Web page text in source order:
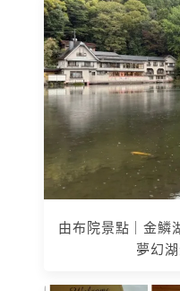
由布院景點｜金鱗
夢幻